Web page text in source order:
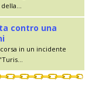
contro una
in un incidente